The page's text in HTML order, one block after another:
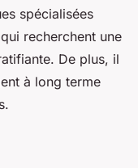
spécialisées
recherchent une
De plus, il
à long terme